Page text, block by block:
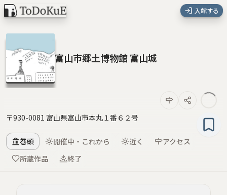
入館する
富山市郷土博物館 富山城
〒930-0081 富山県富山市本丸１番６２号
巻頭 開催中・これから 近く
アクセス
所蔵作品
終了